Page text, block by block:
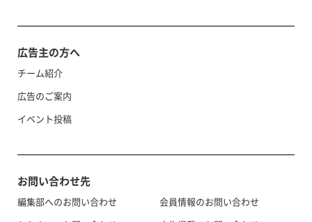
広告主の方へ
チーム紹介
広告のご案内
イベント投稿
お問い合わせ先
編集部へのお問い合わせ
会員情報のお問い合わせ